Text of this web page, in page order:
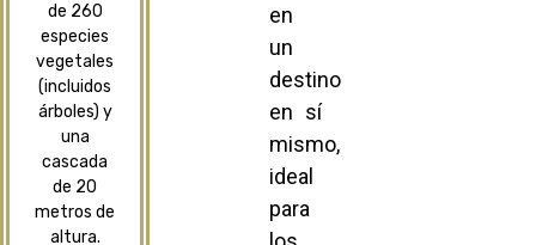
de 260
especies
vegetales
(incluidos
árboles) y
una
cascada
de 20
metros de
altura.
en
un
destino
en sí
mismo,
ideal
para